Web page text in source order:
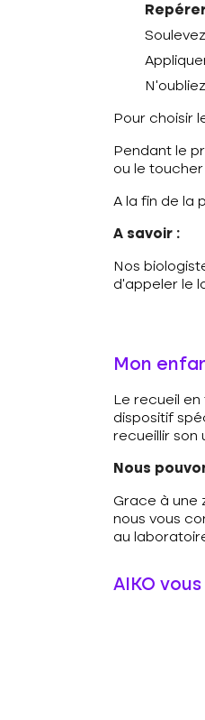
Pour choisir
Pendant le
ou le
A la fin de la
A savoir :
Nos
d’appeler le
Mon
Le recueil
dispositif
recueillir son
Nous
Grace à une
nous vous
au
AIKO